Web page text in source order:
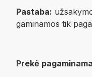
Pastaba:
gaminamos tik
Prekė